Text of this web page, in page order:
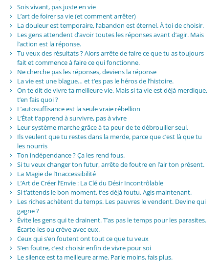
Sois vivant, pas juste en vie
L’art de foirer sa vie (et comment arrêter)
La douleur est temporaire, l’abandon est éternel. À toi de choisir.
Les gens attendent d’avoir toutes les réponses avant d’agir. Mais
l’action est la réponse.
Tu veux des résultats ? Alors arrête de faire ce que tu as toujours
fait et commence à faire ce qui fonctionne.
Ne cherche pas les réponses, deviens la réponse
La vie est une blague… et t’es pas le héros de l’histoire.
On te dit de vivre ta meilleure vie. Mais si ta vie est déjà merdique,
t’en fais quoi ?
L’autosuffisance est la seule vraie rébellion
L’État t’apprend à survivre, pas à vivre
Leur système marche grâce à ta peur de te débrouiller seul.
Ils veulent que tu restes dans la merde, parce que c’est là que tu
les nourris
Ton indépendance ? Ça les rend fous.
Si tu veux changer ton futur, arrête de foutre en l’air ton présent.
La Magie de l’Inaccessibilité
L’Art de Créer l’Envie : La Clé du Désir Incontrôlable
Si t’attends le bon moment, t’es déjà foutu. Agis maintenant.
Les riches achètent du temps. Les pauvres le vendent. Devine qui
gagne ?
Évite les gens qui te drainent. T’as pas le temps pour les parasites.
Écarte-les ou crève avec eux.
Ceux qui s’en foutent ont tout ce que tu veux
S’en foutre, c’est choisir enfin de vivre pour soi
Le silence est ta meilleure arme. Parle moins, fais plus.